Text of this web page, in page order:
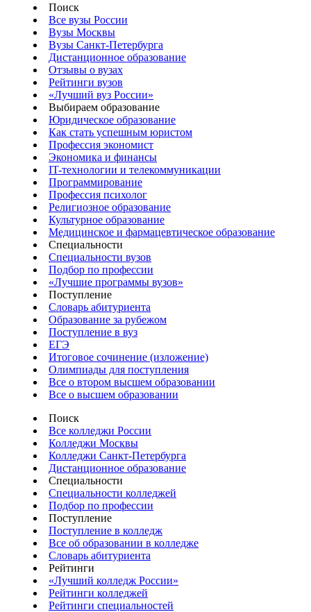
Поиск
Все вузы России
Вузы Москвы
Вузы Санкт-Петербурга
Дистанционное образование
Отзывы о вузах
Рейтинги вузов
«Лучший вуз России»
Выбираем образование
Юридическое образование
Как стать успешным юристом
Профессия экономист
Экономика и финансы
IT-технологии и телекоммуникации
Программирование
Профессия психолог
Религиозное образование
Культурное образование
Медицинское и фармацевтическое образование
Специальности
Специальности вузов
Подбор по профессии
«Лучшие программы вузов»
Поступление
Словарь абитуриента
Образование за рубежом
Поступление в вуз
ЕГЭ
Итоговое сочинение (изложение)
Олимпиады для поступления
Все о втором высшем образовании
Все о высшем образовании
Поиск
Все колледжи России
Колледжи Москвы
Колледжи Санкт-Петербурга
Дистанционное образование
Специальности
Специальности колледжей
Подбор по профессии
Поступление
Поступление в колледж
Все об образовании в колледже
Словарь абитуриента
Рейтинги
«Лучший колледж России»
Рейтинги колледжей
Рейтинги специальностей